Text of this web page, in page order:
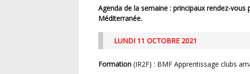
Agenda de la semaine : principaux rendez-vous programmés sur le territoire de la Ligue
Méditerranée.
LUNDI 11 OCTOBRE 2021
Formation (IR2F) : BMF Apprentissage clubs